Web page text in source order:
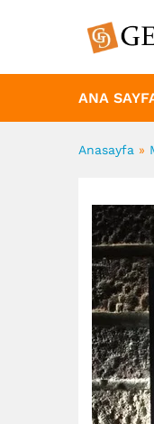
ANA
Anasayfa »